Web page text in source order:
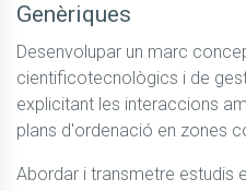
Genèriques
Desenvolupar un marc
cientificotecnològics i de
explicitant les interaccions
plans d'ordenació en zones
Abordar i transmetre estudis